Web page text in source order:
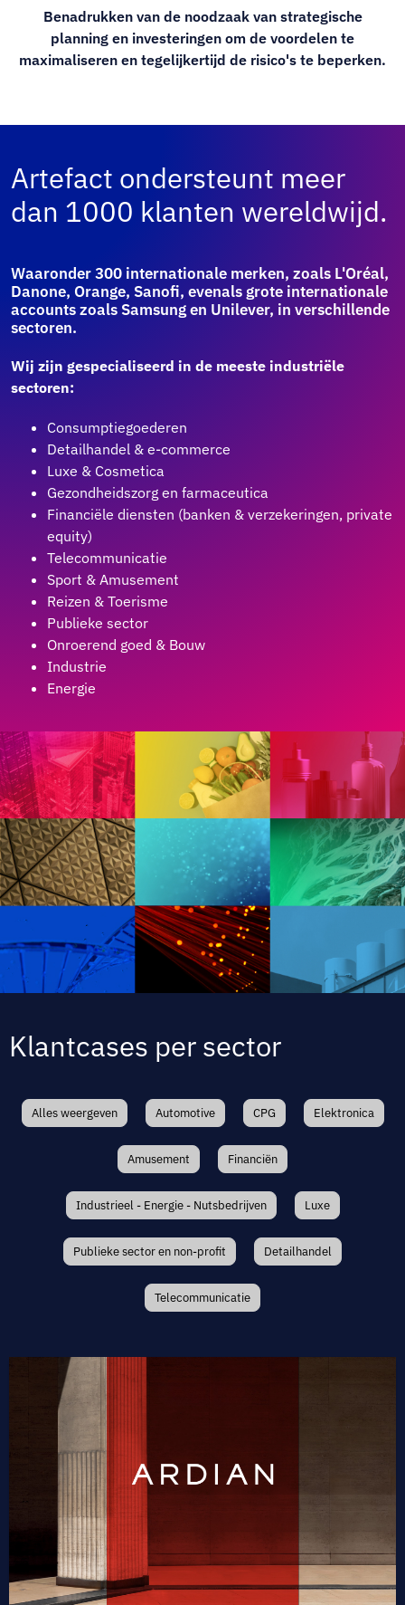
Benadrukken van de noodzaak van strategische
planning en investeringen om de voordelen te
maximaliseren en tegelijkertijd de risico's te beperken.
Artefact ondersteunt meer
dan 1000 klanten wereldwijd.
Waaronder 300 internationale merken, zoals L'Oréal,
Danone, Orange, Sanofi, evenals grote internationale
accounts zoals Samsung en Unilever, in verschillende
sectoren.
Wij zijn gespecialiseerd in de meeste industriële
sectoren:
Consumptiegoederen
Detailhandel & e-commerce
Luxe & Cosmetica
Gezondheidszorg en farmaceutica
Financiële diensten (banken & verzekeringen, private
equity)
Telecommunicatie
Sport & Amusement
Reizen & Toerisme
Publieke sector
Onroerend goed & Bouw
Industrie
Energie
Klantcases per sector
Alles weergeven Automotive CPG Elektronica
Amusement Financiën
Industrieel - Energie - Nutsbedrijven Luxe
Publieke sector en non-profit Detailhandel
Telecommunicatie